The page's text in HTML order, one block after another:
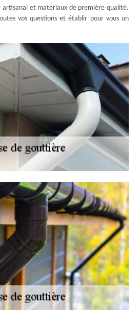
et matériaux de première qualité.
vos questions et établir pour vous un